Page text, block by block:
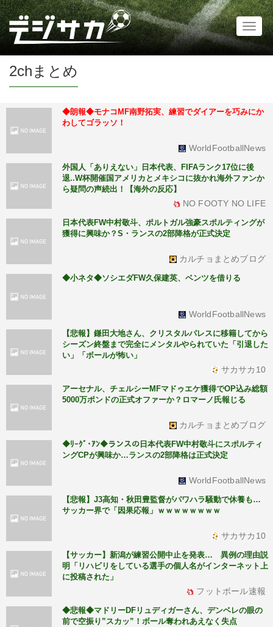
2chまとめ
◆朗報◆モナコMF南野拓実、練習でダイアーを巧みにか
わしてゴラッソ！
WorldFootballNews
外国人「ありえない」日本代表、FIFAランク17位に後
退..W杯開催国アメリカとメキシコに抜かれ海外ファンか
ら疑問の声続出！【海外の反応】
NO FOOTY NO LIFE
日本代表FW中村敬斗、ポルトガル強豪スポルティングが
獲得に興味か？S・ランスの2部降格が正式決定
カルチョまとめブログ
◆小ネタ◆ソシエダFW久保建英、ベンツを借りる
WorldFootballNews
【悲報】鎌田大地さん、クリスタルパレスに移籍してから
シーズン終盤まで完全にメンタルやられていた「引退した
い」「ボールが怖い」
サカサカ10
アーセナル、チェルシーMFマドゥエケ獲得でOP込み総額
5000万ポンドの正式オファーか？ロマーノ氏報じる
カルチョまとめブログ
◆ﾘｰｸﾞ･ｱﾝ◆ランスの日本代表FW中村敬斗にスポルティ
ングCPが興味か…ランスの2部降格は正式決定
WorldFootballNews
【悲報】J3高知・秋田豊監督がパワハラ騒動で休養も…
サッカー界で「因果応報」ｗｗｗｗｗｗｗｗ
サカサカ10
【サッカー】新潟が練習公開中止を発表… 異例の理由説
明「リハビリをしている選手の個人名がインターネット上
に投稿された」
フットボール速報
◆悲報◆マドリーDFリュディガーさん、デンベレの眼の
前で空振り”スカッ”！ボール奪われあえなく失点